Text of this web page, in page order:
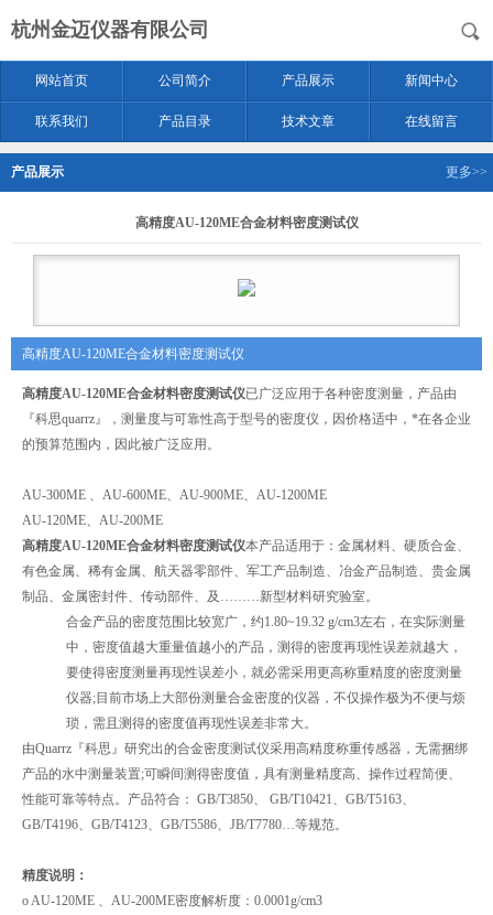
杭州金迈仪器有限公司
网站首页 公司简介 产品展示 新闻中心
联系我们 产品目录 技术文章 在线留言
产品展示 更多>>
高精度AU-120ME合金材料密度测试仪
高精度AU-120ME合金材料密度测试仪
高精度AU-120ME合金材料密度测试仪已广泛应用于各种密度测量，产品由
『科思quarrz』，测量度与可靠性高于型号的密度仪，因价格适中，*在各企业
的预算范围内，因此被广泛应用。
AU-300ME 、AU-600ME、AU-900ME、AU-1200ME
AU-120ME、AU-200ME
高精度AU-120ME合金材料密度测试仪本产品适用于：金属材料、硬质合金、
有色金属、稀有金属、航天器零部件、军工产品制造、冶金产品制造、贵金属
制品、金属密封件、传动部件、及………新型材料研究验室。
合金产品的密度范围比较宽广，约1.80~19.32 g/cm3左右，在实际测量
中，密度值越大重量值越小的产品，测得的密度再现性误差就越大，
要使得密度测量再现性误差小，就必需采用更高称重精度的密度测量
仪器;目前市场上大部份测量合金密度的仪器，不仅操作极为不便与烦
琐，需且测得的密度值再现性误差非常大。
由Quarrz『科思』研究出的合金密度测试仪采用高精度称重传感器，无需捆绑
产品的水中测量装置;可瞬间测得密度值，具有测量精度高、操作过程简便、
性能可靠等特点。产品符合： GB/T3850、 GB/T10421、GB/T5163、
GB/T4196、GB/T4123、GB/T5586、JB/T7780…等规范。
精度说明：
o AU-120ME 、AU-200ME密度解析度：0.0001g/cm3